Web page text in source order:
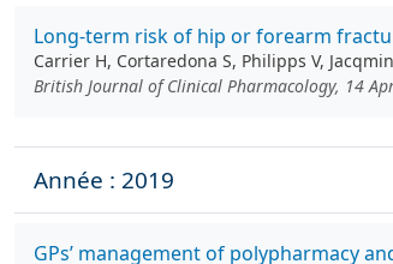
Long‐term risk of hip or forearm
Carrier H, Cortaredona S, Philipps V,
British Journal of Clinical Pharmacology, 14
Année : 2019
GPs’ management of polypharmacy